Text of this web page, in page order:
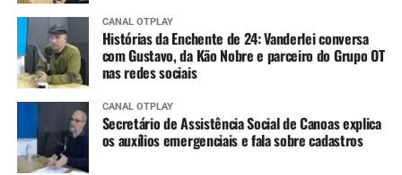
CANAL OTPLAY
Histórias da Enchente de 24: Vanderlei conversa
com Gustavo, da Kão Nobre e parceiro do Grupo OT
nas redes sociais
CANAL OTPLAY
Secretário de Assistência Social de Canoas explica
os auxílios emergenciais e fala sobre cadastros